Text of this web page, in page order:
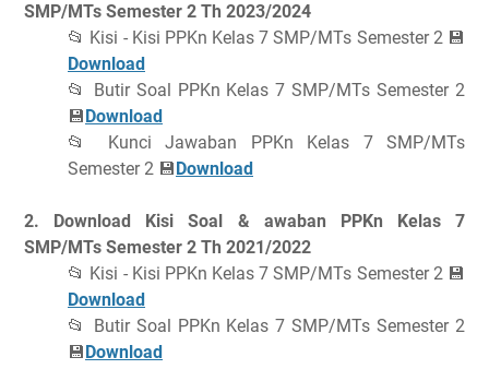
SMP/MTs Semester 2 Th 2023/2024
📂 Kisi - Kisi PPKn Kelas 7 SMP/MTs Semester 2 💾
Download
📂 Butir Soal PPKn Kelas 7 SMP/MTs Semester 2
💾 Download
📂 Kunci Jawaban PPKn Kelas 7 SMP/MTs
Semester 2 💾 Download
2. Download Kisi Soal & awaban PPKn Kelas 7
SMP/MTs Semester 2 Th 2021/2022
📂 Kisi - Kisi PPKn Kelas 7 SMP/MTs Semester 2 💾
Download
📂 Butir Soal PPKn Kelas 7 SMP/MTs Semester 2
💾 Download